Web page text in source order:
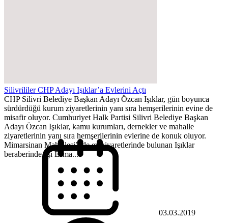
Silivrililer CHP Adayı Işıklar’a Evlerini Açtı
CHP Silivri Belediye Başkan Adayı Özcan Işıklar, gün boyunca
sürdürdüğü kurum ziyaretlerinin yanı sıra hemşerilerinin evine de
misafir oluyor. Cumhuriyet Halk Partisi Silivri Belediye Başkan
Adayı Özcan Işıklar, kamu kurumları, dernekler ve mahalle
ziyaretlerinin yanı sıra hemşerilerinin evlerine de konuk oluyor.
Mimarsinan Mahallesi’nde ev ziyaretlerinde bulunan Işıklar
beraberinde eşi Esma...
03.03.2019